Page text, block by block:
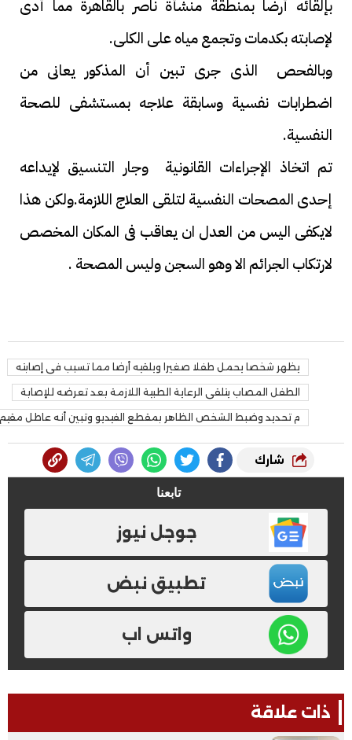
بإلقائه أرضا بمنطقة منشأة ناصر بالقاهرة مما أدى
لإصابته بكدمات وتجمع مياه على الكلى.
وبالفحص الذى جرى تبين أن المذكور يعانى من
اضطرابات نفسية وسابقة علاجه بمستشفى للصحة
النفسية.
تم اتخاذ الإجراءات القانونية وجار التنسيق لإيداعه
إحدى المصحات النفسية لتلقى العلاج اللازمة.ولكن هذا
لايكفى اليس من العدل ان يعاقب فى المكان المخصص
لارتكاب الجرائم الا وهو السجن وليس المصحة .
يظهر شخصا يحمل طفلا صغيرا ويلقيه أرضا مما تسبب فى إصابته
الطفل المصاب يتلقى الرعاية الطبية اللازمة بعد تعرضه للإصابة
م تحديد وضبط الشخص الظاهر بمقطع الفيديو وتبين أنه عاطل مقيم
شارك
تابعنا
جوجل نيوز
تطبيق نبض
واتس اب
ذات علاقة